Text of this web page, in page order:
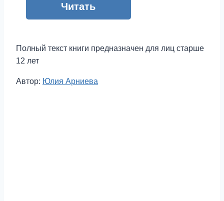
Читать
Полный текст книги предназначен для лиц старше
12 лет
Метки
Автор: Юлия Арниева